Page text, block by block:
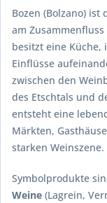
Bozen (Bolzano)
am
besitzt eine
Einflüsse
zwischen den
des Etschtals und
entsteht eine
Märkten,
starken Weinszene.
Symbolprodukte
Weine (Lagrein,